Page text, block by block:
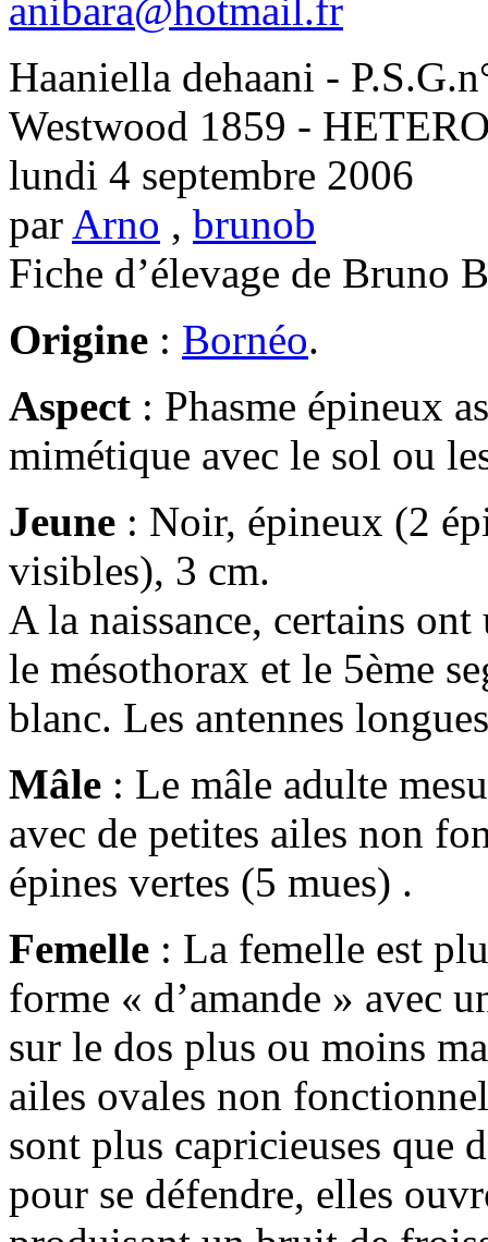
anibara@hotmail.fr
Haaniella dehaani -
Westwood 1859 -
lundi 4 septembre 2006
par Arno , brunob
Fiche d’élevage de Bruno
Origine : Bornéo.
Aspect : Phasme épineux
mimétique avec le sol ou
Jeune : Noir, épineux (2
visibles), 3 cm.
A la naissance, certains
le mésothorax et le 5ème
blanc. Les antennes
Mâle : Le mâle adulte
avec de petites ailes non
épines vertes (5 mues) .
Femelle : La femelle est
forme « d’amande » avec
sur le dos plus ou moins
ailes ovales non
sont plus capricieuses que
pour se défendre, elles